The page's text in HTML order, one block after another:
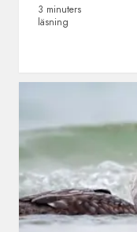
3 minuters
läsning